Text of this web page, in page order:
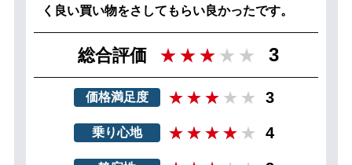
く良い買い物をさしてもらい良かったです。
総合評価 3
価格満足度 3
乗り心地 4